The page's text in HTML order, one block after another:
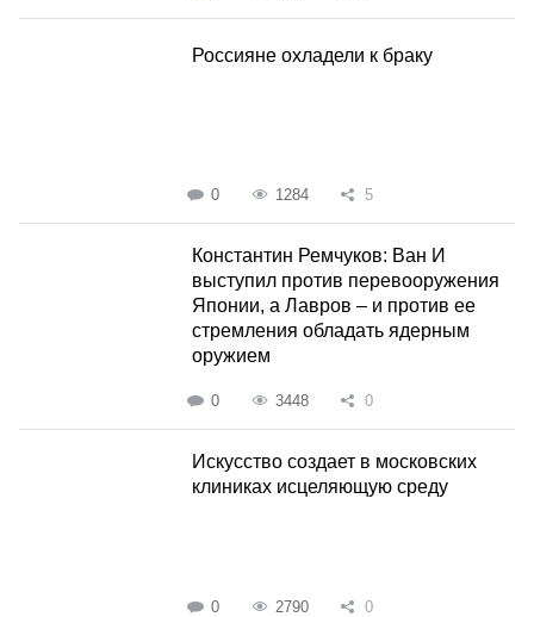
Россияне охладели к браку
0 1284 5
Константин Ремчуков: Ван И
выступил против перевооружения
Японии, а Лавров – и против ее
стремления обладать ядерным
оружием
0 3448 0
Искусство создает в московских
клиниках исцеляющую среду
0 2790 0